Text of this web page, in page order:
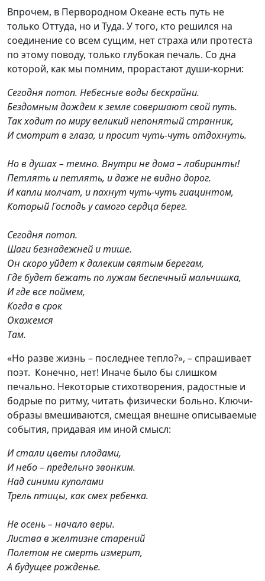
Впрочем, в Первородном Океане есть путь не
только Оттуда, но и Туда. У того, кто решился на
соединение со всем сущим, нет страха или протеста
по этому поводу, только глубокая печаль. Со дна
которой, как мы помним, прорастают души-корни:
Сегодня потоп. Небесные воды бескрайни.
Бездомным дождем к земле совершают свой путь.
Так ходит по миру великий непонятый странник,
И смотрит в глаза, и просит чуть-чуть отдохнуть.
Но в душах – темно. Внутри не дома – лабиринты!
Петлять и петлять, и даже не видно дорог.
И капли молчат, и пахнут чуть-чуть гиацинтом,
Который Господь у самого сердца берег.
Сегодня потоп.
Шаги безнадежней и тише.
Он скоро уйдет к далеким святым берегам,
Где будет бежать по лужам беспечный мальчишка,
И где все поймем,
Когда в срок
Окажемся
Там.
«Но разве жизнь – последнее тепло?», – спрашивает
поэт. Конечно, нет! Иначе было бы слишком
печально. Некоторые стихотворения, радостные и
бодрые по ритму, читать физически больно. Ключи-
образы вмешиваются, смещая внешне описываемые
события, придавая им иной смысл:
И стали цветы плодами,
И небо – предельно звонким.
Над синими куполами
Трель птицы, как смех ребенка.
Не осень – начало веры.
Листва в желтизне старений
Полетом не смерть измерит,
А будущее рожденье.